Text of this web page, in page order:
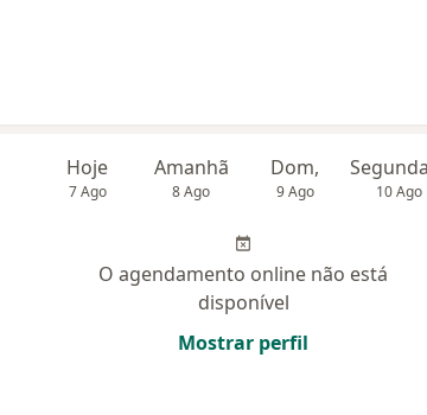
Hoje
7 Ago
Amanhã
8 Ago
Dom,
9 Ago 10 Ago
O agendamento online não está
disponível
Mostrar perfil